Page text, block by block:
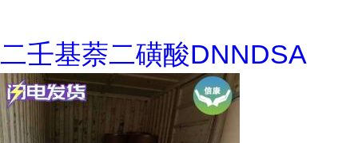
二壬基萘二磺酸DNNDSA